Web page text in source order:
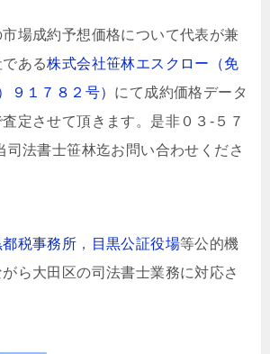
場成約予想価格について代表が兼
ある株式会社笹林エスクロー（免
９１７８２号） にて成約価格データ
定させて頂きます。是非０３-５７
司法書士笹林迄お問い合わせくださ
都税事務所 ， 目黒公証役場等公的機
ら大田区の司法書士業務に対応さ